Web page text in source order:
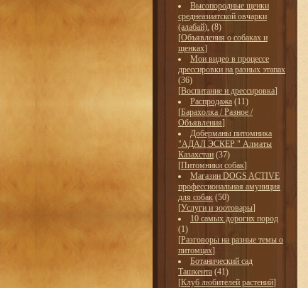
Высопородные щенки
среднеазиатской овчарки
(алабай). (8)
[Объявления о собаках и
щенках]
Мои видео в процессе
дрессировки на разных этапах
(36)
[Воспитание и дрессировка]
Распродажа (11)
[Барахолка / Разное /
Объявления]
Доберманы питомника
"АДАЛ ЭСКЕР " Алматы
Казахстан (37)
[Питомники собак]
Магазин DOGS ACTIVE
профессиональная амуниция
для собак (50)
[Услуги и зоотовары]
10 самых дорогих пород
(1)
[Разговоры на разные темы о
питомцах]
Ботанический сад
Ташкента (41)
[Клуб любителей растений]